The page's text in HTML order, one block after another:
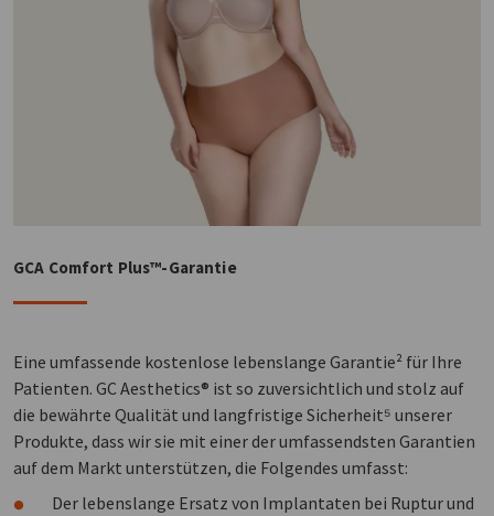
GCA Comfort Plus™-Garantie
Eine umfassende kostenlose lebenslange Garantie² für Ihre
Patienten. GC Aesthetics® ist so zuversichtlich und stolz auf
die bewährte Qualität und langfristige Sicherheit⁵ unserer
Produkte, dass wir sie mit einer der umfassendsten Garantien
auf dem Markt unterstützen, die Folgendes umfasst:
Der lebenslange Ersatz von Implantaten bei Ruptur und